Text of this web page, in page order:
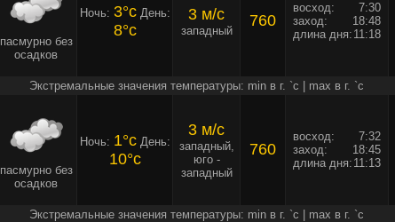
пасмурно без
осадков
Ночь: 3°cДень:
8°c
3 м/c
западный
760
восход:
7:30
заход:
18:48
длина дня: 11:18
Экстремальные значения температуры: min в г. `c | max в г. `c
пасмурно без
осадков
Ночь: 1°cДень:
10°c
3 м/c
западный,
юго -
западный
760
восход:
7:32
заход:
18:45
длина дня: 11:13
Экстремальные значения температуры: min в г. `c | max в г. `c